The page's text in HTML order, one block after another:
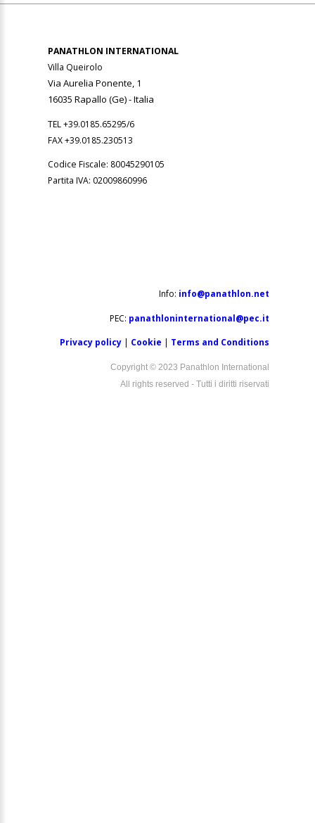
PANATHLON INTERNATIONAL
Villa Queirolo
Via Aurelia Ponente, 1
16035 Rapallo (Ge) -Italia
TEL +39.0185.65295/6
FAX +39.0185.230513
Codice Fiscale: 80045290105
Partita IVA: 02009860996
Info: info@panathlon.net
PEC: panathloninternational@pec.it
Privacy policy | Cookie | Terms and Conditions
Copyright © 2023 Panathlon International
All rights reserved - Tutti i diritti riservati